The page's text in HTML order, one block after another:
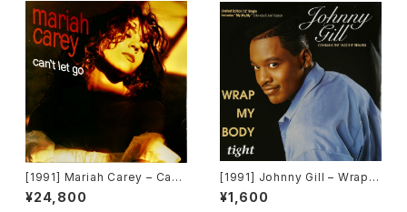
[1991] Mariah Carey – Can't
Let Go [Columbia]
¥24,800
[1991] Johnny Gill – Wrap
My Body Tight [Motown]
[限定盤]
¥1,600